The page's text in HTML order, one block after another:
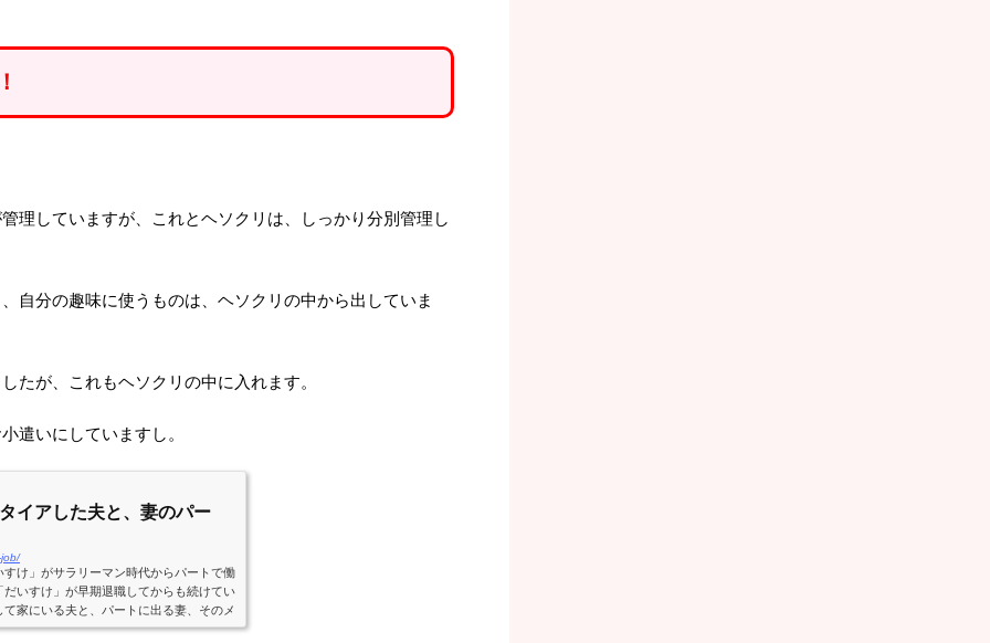
理していますが、これとヘソクリは、しっかり分別管理し
自分の趣味に使うものは、ヘソクリの中から出していま
たが、これもヘソクリの中に入れます。
遣いにしていますし。
イアした夫と、妻のパー
け」がサラリーマン時代からパートで働
いすけ」が早期退職してからも続けてい
家にいる夫と、パートに出る妻、そのメ
互い、気分的に楽。2人とも家にいる